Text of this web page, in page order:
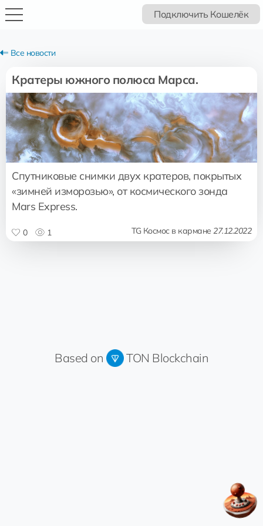
Подключить Кошелёк
Все новости
Кратеры южного полюса Марса.
Спутниковые снимки двух кратеров, покрытых
«зимней изморозью», от космического зонда
Mars Express.
TG Космос в кармане 27.12.2022
0 1
Based on TON Blockchain